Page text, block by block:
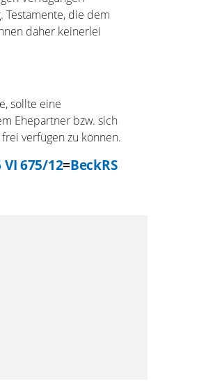
Testamente, die dem
daher keinerlei
sollte eine
Ehepartner bzw. sich
verfügen zu können.
VI 675/12=BeckRS